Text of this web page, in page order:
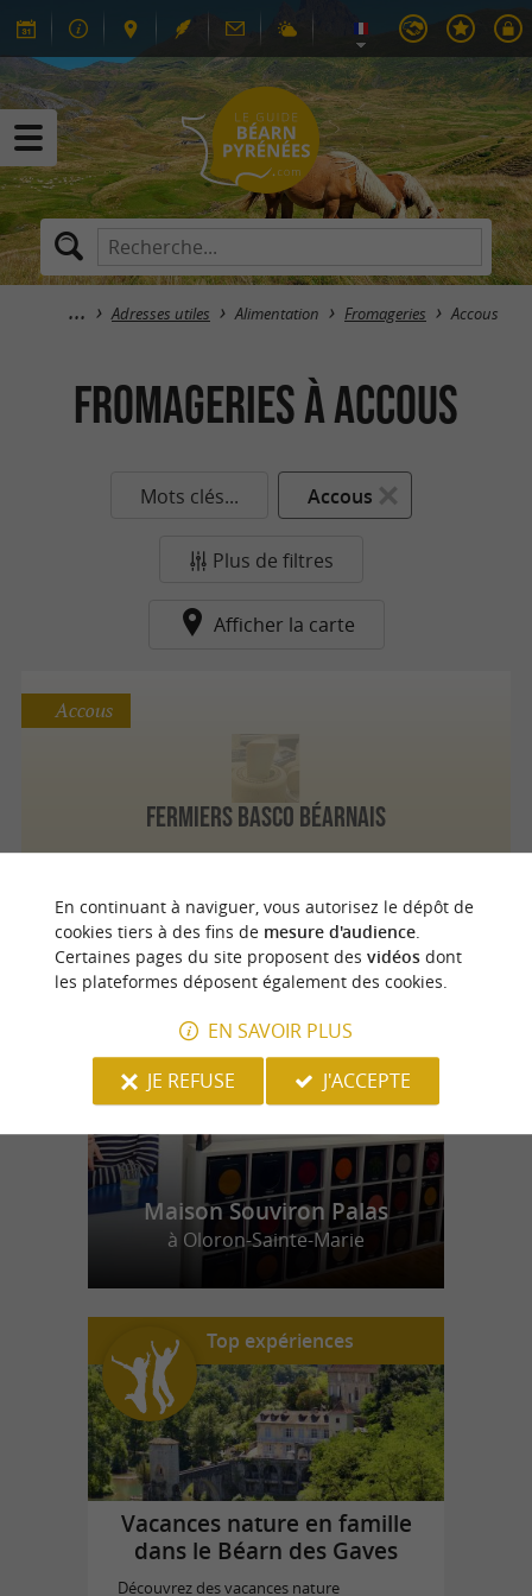
Adresses utiles Alimentation Fromageries Accous
Fromageries à Accous
Mots clés... Accous
Plus de filtres
Afficher la carte
Fermiers Basco Béarnais
Accous
n
o
t
r
e
c
o
u
p
d
e
c
o
e
u
r
Maison Souviron Palas
à Oloron-Sainte-Marie
Top expériences
Vacances nature en famille
dans le Béarn des Gaves
Découvrez des vacances nature
En continuant à naviguer, vous autorisez le dépôt de
cookies tiers à des fins de mesure d'audience.
Certaines pages du site proposent des vidéosdont
les plateformes déposent également des cookies.
EN SAVOIR PLUS
JE REFUSE
J'ACCEPTE